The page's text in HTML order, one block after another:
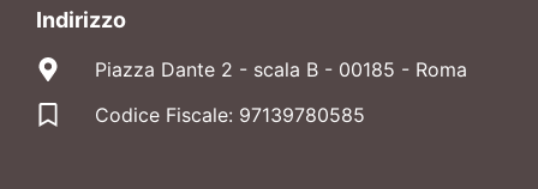
Indirizzo
Piazza Dante 2 - scala B - 00185 - Roma
Codice Fiscale: 97139780585